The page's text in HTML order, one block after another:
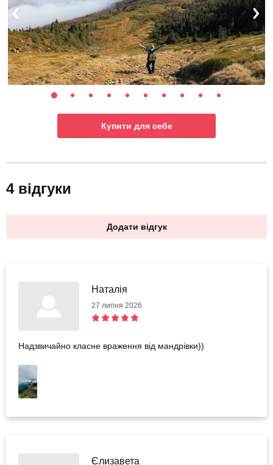
Купити для себе
4 відгуки
Додати відгук
Наталія
27 липня 2026
Надзвичайно класне враження від мандрівки))
Єлизавета